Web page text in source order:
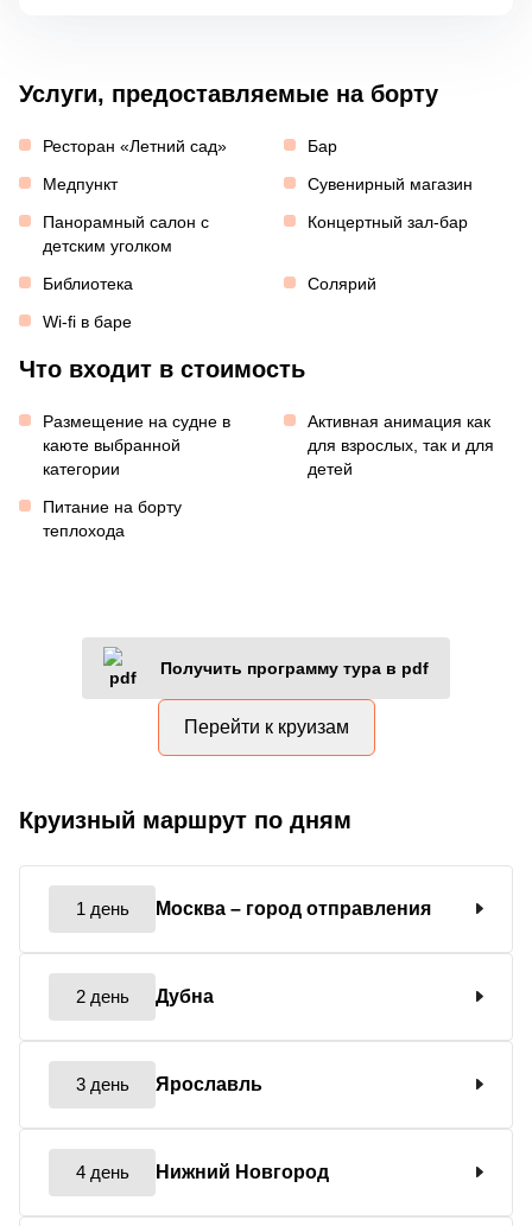
Услуги, предоставляемые на борту
Ресторан «Летний сад»
Бар
Медпункт
Сувенирный магазин
Панорамный салон с
детским уголком
Концертный зал-бар
Библиотека
Солярий
Wi-fi в баре
Что входит в стоимость
Размещение на судне в
каюте выбранной
категории
Активная анимация как
для взрослых, так и для
детей
Питание на борту
теплохода
Получить программу тура в pdf
Перейти к круизам
Круизный маршрут по дням
1 день Москва – город отправления
2 день Дубна
3 день Ярославль
4 день Нижний Новгород